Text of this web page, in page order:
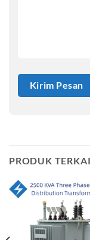
PRODUK